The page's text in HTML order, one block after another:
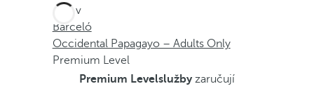
Jste v
Barceló
Occidental Papagayo – Adults Only
Premium Level
Premium Levelslužbyzaručují